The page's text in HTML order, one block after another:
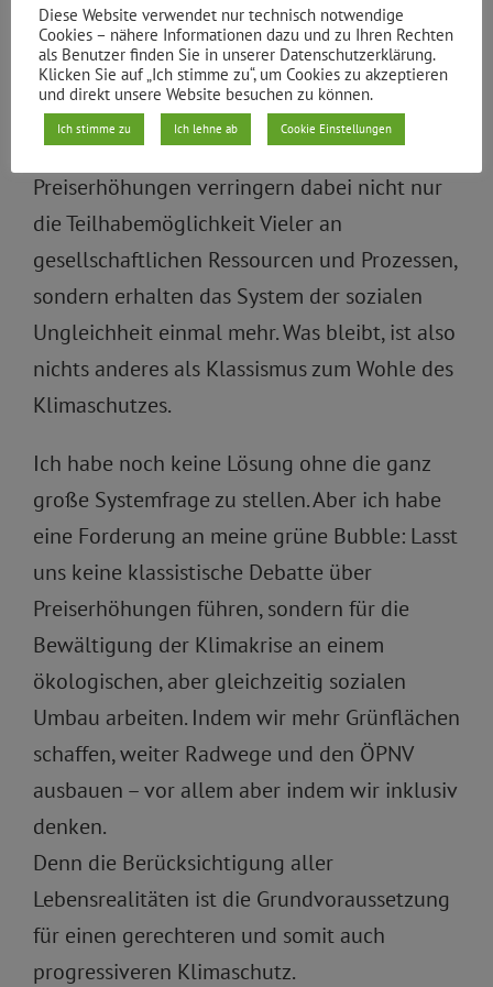
Der Verweis auf das Konsumverhalten
Einzelner ist wenig effektiv und lenkt von
den unbedingt notwendigen Schritten auf
Seiten der Politik und Wirtschaft ab. Verfrühte
Preiserhöhungen verringern dabei nicht nur
die Teilhabemöglichkeit Vieler an
gesellschaftlichen Ressourcen und Prozessen,
sondern erhalten das System der sozialen
Ungleichheit einmal mehr. Was bleibt, ist also
nichts anderes als Klassismus zum Wohle des
Klimaschutzes.
Ich habe noch keine Lösung ohne die ganz
große Systemfrage zu stellen. Aber ich habe
eine Forderung an meine grüne Bubble: Lasst
uns keine klassistische Debatte über
Preiserhöhungen führen, sondern für die
Bewältigung der Klimakrise an einem
ökologischen, aber gleichzeitig sozialen
Umbau arbeiten. Indem wir mehr Grünflächen
schaffen, weiter Radwege und den ÖPNV
ausbauen – vor allem aber indem wir inklusiv
denken.
Denn die Berücksichtigung aller
Lebensrealitäten ist die Grundvoraussetzung
für einen gerechteren und somit auch
progressiveren Klimaschutz.
Diese Website verwendet nur technisch notwendige
Cookies – nähere Informationen dazu und zu Ihren Rechten
als Benutzer finden Sie in unserer Datenschutzerklärung.
Klicken Sie auf „Ich stimme zu“, um Cookies zu akzeptieren
und direkt unsere Website besuchen zu können.
Ich stimme zu Ich lehne ab Cookie Einstellungen